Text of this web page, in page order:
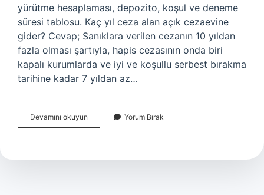
yürütme hesaplaması, depozito, koşul ve deneme
süresi tablosu. Kaç yıl ceza alan açık cezaevine
gider? Cevap; Sanıklara verilen cezanın 10 yıldan
fazla olması şartıyla, hapis cezasının onda biri
kapalı kurumlarda ve iyi ve koşullu serbest bırakma
tarihine kadar 7 yıldan az…
Devamını okuyun
Yıl
Var
Yorum Bırak